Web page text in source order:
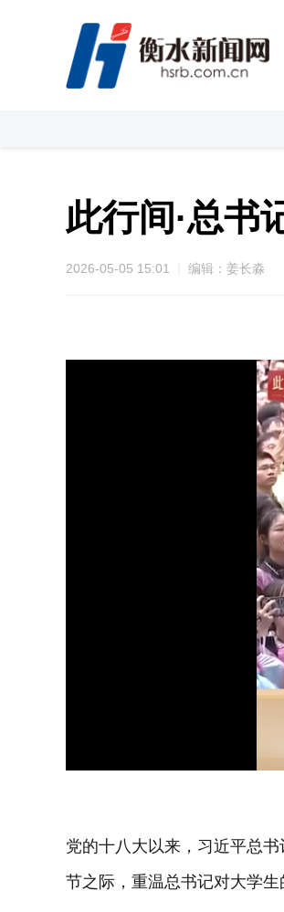
此行间·总书
2026-05-05 15:01 编辑：姜长淼
39.05%
党的十八大以来，习近平总
节之际，重温总书记对大学生